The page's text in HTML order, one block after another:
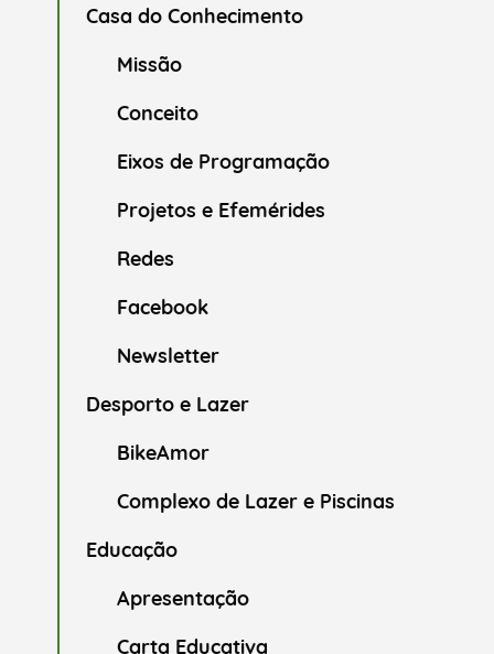
Casa do Conhecimento
Missão
Conceito
Eixos de Programação
Projetos e Efemérides
Redes
Facebook
Newsletter
Desporto e Lazer
BikeAmor
Complexo de Lazer e Piscinas
Educação
Apresentação
Carta Educativa